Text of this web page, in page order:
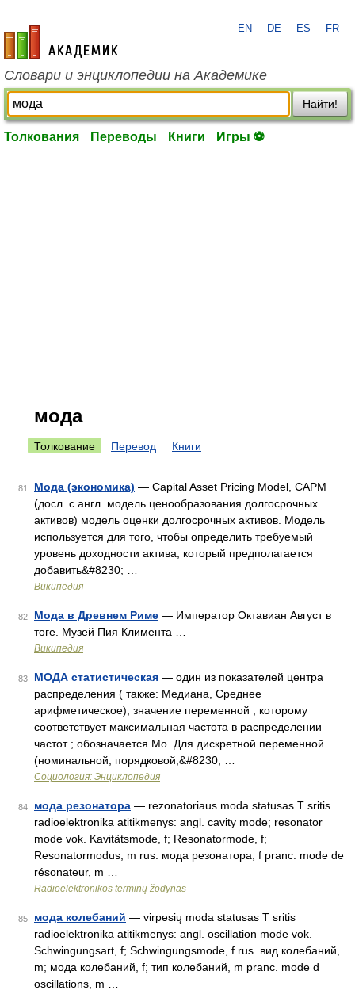
academic.ru
EN DE ES FR
Словари и энциклопедии на Академике
Найти!
Толкования Переводы Книги Игры ⚽
мода
Толкование Перевод Книги
81 Мода (экономика) — Capital Asset Pricing Model, CAPM
(досл. с англ. модель ценообразования долгосрочных
активов) модель оценки долгосрочных активов. Модель
используется для того, чтобы определить требуемый
уровень доходности актива, который предполагается
добавить&#8230; …
Википедия
82 Мода в Древнем Риме — Император Октавиан Август в
тоге. Музей Пия Климента …
Википедия
83 МОДА статистическая — один из показателей центра
распределения ( также: Медиана, Среднее
арифметическое), значение переменной , которому
соответствует максимальная частота в распределении
частот ; обозначается Mo. Для дискретной переменной
(номинальной, порядковой,&#8230; …
Социология: Энциклопедия
84 мода резонатора — rezonatoriaus moda statusas T sritis
radioelektronika atitikmenys: angl. cavity mode; resonator
mode vok. Kavitätsmode, f; Resonatormode, f;
Resonatormodus, m rus. мода резонатора, f pranc. mode de
résonateur, m …
Radioelektronikos terminų žodynas
85 мода колебаний — virpesių moda statusas T sritis
radioelektronika atitikmenys: angl. oscillation mode vok.
Schwingungsart, f; Schwingungsmode, f rus. вид колебаний,
m; мода колебаний, f; тип колебаний, m pranc. mode d
oscillations, m …